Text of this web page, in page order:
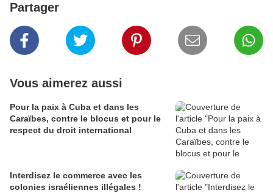
Partager
Vous aimerez aussi
Pour la paix à Cuba et dans les
Caraïbes, contre le blocus et pour le
respect du droit international
Interdisez le commerce avec les
colonies israéliennes illégales !